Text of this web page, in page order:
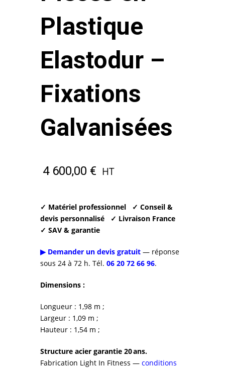
Plastique
Elastodur –
Fixations
Galvanisées
4 600,00 € HT
✓ Matériel professionnel
✓ Conseil &
devis personnalisé
✓ Livraison France
✓ SAV & garantie
▶ Demander un devis gratuit — réponse
sous 24 à 72 h. Tél. 06 20 72 66 96.
Dimensions :
Longueur : 1,98 m ;
Largeur : 1,09 m ;
Hauteur : 1,54 m ;
Structure acier garantie 20 ans.
Fabrication Light In Fitness — conditions